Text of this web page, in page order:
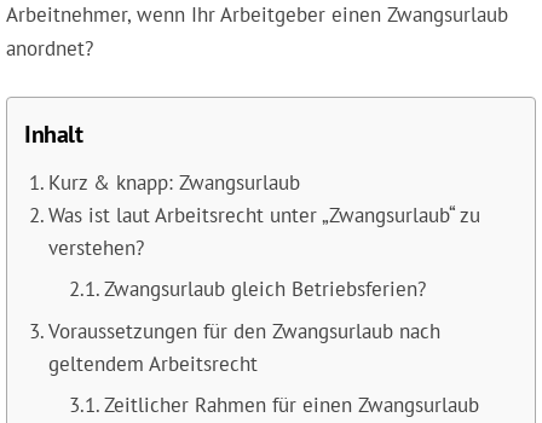
Arbeitnehmer, wenn Ihr Arbeitgeber einen Zwangsurlaub
anordnet?
Inhalt
Kurz & knapp: Zwangsurlaub
Was ist laut Arbeitsrecht unter „Zwangsurlaub“ zu
verstehen?
Zwangsurlaub gleich Betriebsferien?
Voraussetzungen für den Zwangsurlaub nach
geltendem Arbeitsrecht
Zeitlicher Rahmen für einen Zwangsurlaub